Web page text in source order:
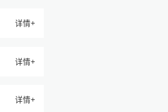
详情+
详情+
详情+